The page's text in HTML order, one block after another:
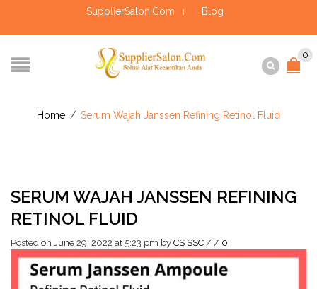
SupplierSalon.Com Blog
0
Home / Serum Wajah Janssen Refining Retinol Fluid
SERUM WAJAH JANSSEN REFINING
RETINOL FLUID
Posted on June 29, 2022 at 5:23 pm by CS SSC / / 0